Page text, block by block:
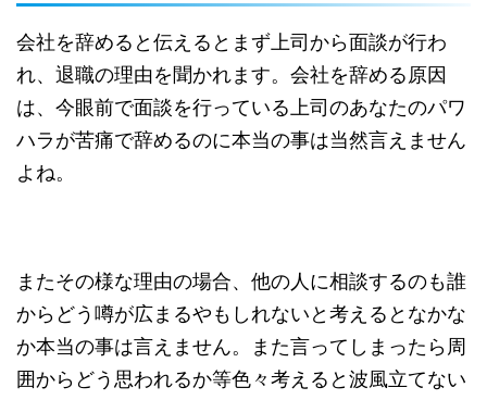
会社を辞めると伝えるとまず上司から面談が行わ
れ、退職の理由を聞かれます。会社を辞める原因
は、今眼前で面談を行っている上司のあなたのパワ
ハラが苦痛で辞めるのに本当の事は当然言えません
よね。
またその様な理由の場合、他の人に相談するのも誰
からどう噂が広まるやもしれないと考えるとなかな
か本当の事は言えません。また言ってしまったら周
囲からどう思われるか等色々考えると波風立てない